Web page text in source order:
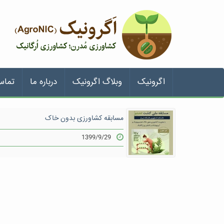
اگرونیک وبلاگ اگرونیک درباره ما
مسابقه کشاورزی بدون خاک
1399/9/29